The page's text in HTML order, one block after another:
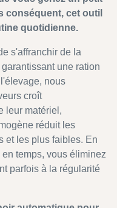
conséquent, cet outil
quotidienne.
s'affranchir de la
une ration
nous
croît
leur matériel,
réduit les
et les plus faibles. En
temps, vous éliminez
parfois à la régularité